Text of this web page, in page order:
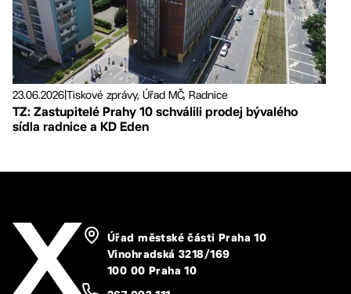
23.06.2026Tiskové zprávy, Úřad MČ, Radnice
TZ: Zastupitelé Prahy 10 schválili prodej bývalého
sídla radnice a KD Eden
Úřad městské části Praha 10
Vinohradská 3218/169
100 00 Praha 10